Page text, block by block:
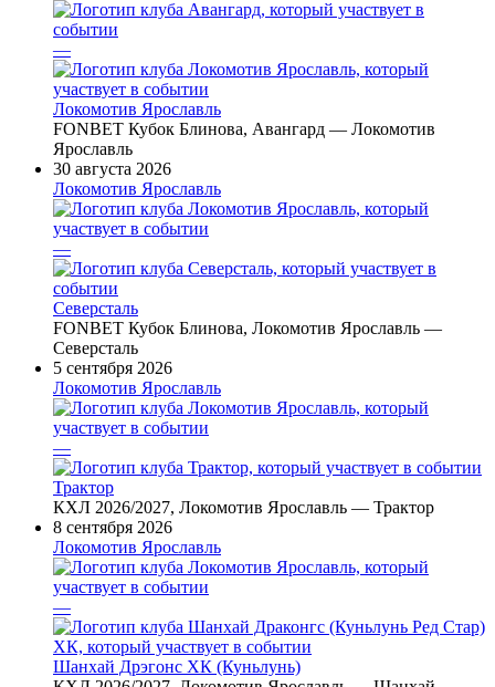
—
Локомотив Ярославль
FONBET Кубок Блинова, Авангард — Локомотив
Ярославль
30 августа 2026
Локомотив Ярославль
—
Северсталь
FONBET Кубок Блинова, Локомотив Ярославль —
Северсталь
5 сентября 2026
Локомотив Ярославль
—
Трактор
КХЛ 2026/2027, Локомотив Ярославль — Трактор
8 сентября 2026
Локомотив Ярославль
—
Шанхай Дрэгонс ХК (Куньлунь)